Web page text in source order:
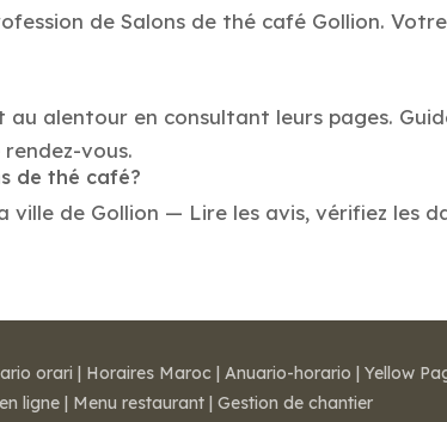
de Salons de thé café Gollion.
alentour en consultant leurs pages.
vous.
de thé café?
de Gollion — Lire les avis, vérifiez les
orari | Horaires Maroc | Anuario-horario | Yellow
ligne | Menu restaurant | Gestion de chantier